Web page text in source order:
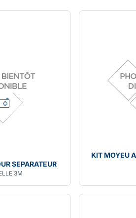
SEPARATEUR
3M
KIT MOYEU